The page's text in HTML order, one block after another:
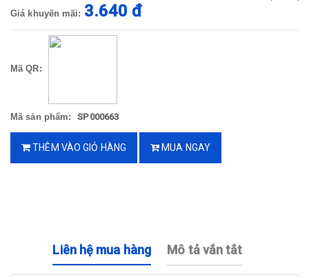
Giá khuyến mãi: 3.640 đ
Mã QR:
Mã sản phẩm: SP000663
THÊM VÀO GIỎ HÀNG MUA NGAY
Liên hệ mua hàng Mô tả vắn tắt